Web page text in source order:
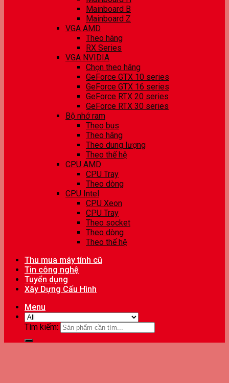
Mainboard B
Mainboard Z
VGA AMD
Theo hãng
RX Series
VGA NVIDIA
Chọn theo hãng
GeForce GTX 10 series
GeForce GTX 16 series
GeForce RTX 20 series
GeForce RTX 30 series
Bộ nhớ ram
Theo bus
Theo hãng
Theo dung lượng
Theo thế hệ
CPU AMD
CPU Tray
Theo dòng
CPU Intel
CPU Xeon
CPU Tray
Theo socket
Theo dòng
Theo thế hệ
Thu mua máy tính cũ
Tin công nghệ
Tuyển dụng
Xây Dựng Cấu Hình
Menu
Tìm kiếm: